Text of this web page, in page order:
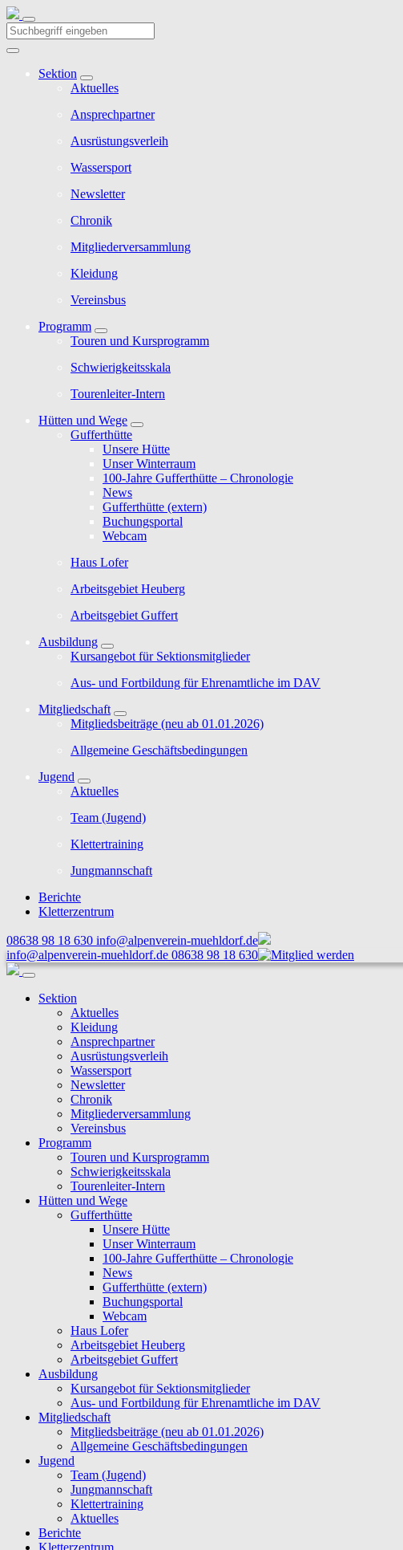
Sektion
Aktuelles
Ansprechpartner
Ausrüstungsverleih
Wassersport
Newsletter
Chronik
Mitgliederversammlung
Kleidung
Vereinsbus
Programm
Touren und Kursprogramm
Schwierigkeitsskala
Tourenleiter-Intern
Hütten und Wege
Gufferthütte
Unsere Hütte
Unser Winterraum
100-Jahre Gufferthütte – Chronologie
News
Gufferthütte (extern)
Buchungsportal
Webcam
Haus Lofer
Arbeitsgebiet Heuberg
Arbeitsgebiet Guffert
Ausbildung
Kursangebot für Sektionsmitglieder
Aus- und Fortbildung für Ehrenamtliche im DAV
Mitgliedschaft
Mitgliedsbeiträge (neu ab 01.01.2026)
Allgemeine Geschäftsbedingungen
Jugend
Aktuelles
Team (Jugend)
Klettertraining
Jungmannschaft
Berichte
Kletterzentrum
08638 98 18 630 info@alpenverein-muehldorf.de
info@alpenverein-muehldorf.de 08638 98 18 630
Sektion
Aktuelles
Kleidung
Ansprechpartner
Ausrüstungsverleih
Wassersport
Newsletter
Chronik
Mitgliederversammlung
Vereinsbus
Programm
Touren und Kursprogramm
Schwierigkeitsskala
Tourenleiter-Intern
Hütten und Wege
Gufferthütte
Unsere Hütte
Unser Winterraum
100-Jahre Gufferthütte – Chronologie
News
Gufferthütte (extern)
Buchungsportal
Webcam
Haus Lofer
Arbeitsgebiet Heuberg
Arbeitsgebiet Guffert
Ausbildung
Kursangebot für Sektionsmitglieder
Aus- und Fortbildung für Ehrenamtliche im DAV
Mitgliedschaft
Mitgliedsbeiträge (neu ab 01.01.2026)
Allgemeine Geschäftsbedingungen
Jugend
Team (Jugend)
Jungmannschaft
Klettertraining
Aktuelles
Berichte
Kletterzentrum